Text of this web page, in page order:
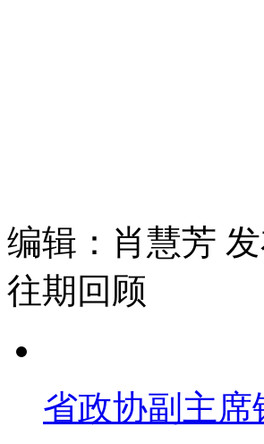
编辑：肖慧芳
往期回顾
省政协副主